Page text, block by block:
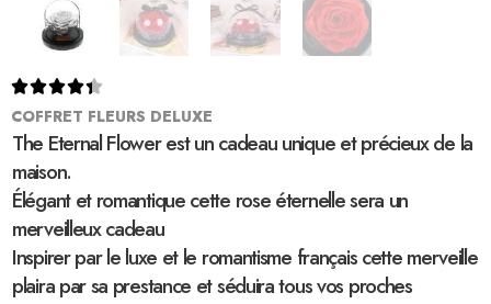

COFFRET FLEURS DELUXE
The Eternal Flower est un cadeau unique et précieux de la
maison.
Élégant et romantique cette rose éternelle sera un
merveilleux cadeau
Inspirer par le luxe et le romantisme français cette merveille
plaira par sa prestance et séduira tous vos proches